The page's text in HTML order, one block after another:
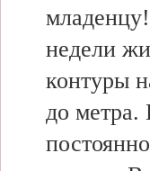
недели
контуры
до метра.